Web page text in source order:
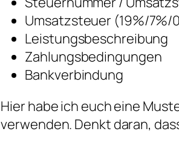
Umsatzsteuer (19%/7%/
Leistungsbeschreibung
Zahlungsbedingungen
Bankverbindung
Hier habe ich euch eine
verwenden. Denkt daran,